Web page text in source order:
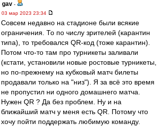
gav -
03 мар 2023 23:34
Совсем недавно на стадионе были всякие
ограничения. То по числу зрителей (карантин
типа), то требовался QR-код (тоже карантин).
Потом что-то там про турникеты заливали
(кстати, установили новые ростовые турникеты,
но по-прежнему на кубковый матч билеты
продавали только на "низ"). Я за всё это время
не пропустил ни одного домашнего матча.
Нужен QR ? Да без проблем. Ну и на
ближайший матч у меня есть QR. Потому что
хочу пойти поддержать любимую команду.